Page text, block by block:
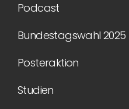
Podcast
Bundestagswahl 2025
Posteraktion
Studien